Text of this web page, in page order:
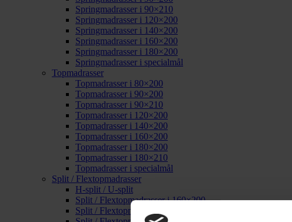
Springmadrasser i 90×210
Springmadrasser i 120×200
Springmadrasser i 140×200
Springmadrasser i 160×200
Springmadrasser i 180×200
Springmadrasser i specialmål
Topmadrasser
Topmadrasser i 80×200
Topmadrasser i 90×200
Topmadrasser i 90×210
Topmadrasser i 120×200
Topmadrasser i 140×200
Topmadrasser i 160×200
Topmadrasser i 180×200
Topmadrasser i 180×210
Topmadrasser i specialmål
Split / Flextopmadrasser
H-split / U-split
Split / Flextopmadrasser i 160×200
Split / Flextopmadrasser i 180×200